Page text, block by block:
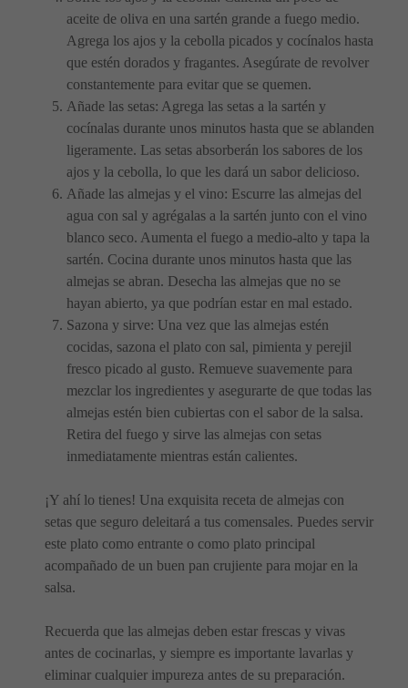
aceite de oliva en una sartén grande a fuego medio.
Agrega los ajos y la cebolla picados y cocínalos hasta
que estén dorados y fragantes. Asegúrate de revolver
constantemente para evitar que se quemen.
Añade las setas: Agrega las setas a la sartén y
cocínalas durante unos minutos hasta que se ablanden
ligeramente. Las setas absorberán los sabores de los
ajos y la cebolla, lo que les dará un sabor delicioso.
Añade las almejas y el vino: Escurre las almejas del
agua con sal y agrégalas a la sartén junto con el vino
blanco seco. Aumenta el fuego a medio-alto y tapa la
sartén. Cocina durante unos minutos hasta que las
almejas se abran. Desecha las almejas que no se
hayan abierto, ya que podrían estar en mal estado.
Sazona y sirve: Una vez que las almejas estén
cocidas, sazona el plato con sal, pimienta y perejil
fresco picado al gusto. Remueve suavemente para
mezclar los ingredientes y asegurarte de que todas las
almejas estén bien cubiertas con el sabor de la salsa.
Retira del fuego y sirve las almejas con setas
inmediatamente mientras están calientes.
¡Y ahí lo tienes! Una exquisita receta de almejas con
setas que seguro deleitará a tus comensales. Puedes servir
este plato como entrante o como plato principal
acompañado de un buen pan crujiente para mojar en la
salsa.
Recuerda que las almejas deben estar frescas y vivas
antes de cocinarlas, y siempre es importante lavarlas y
eliminar cualquier impureza antes de su preparación.